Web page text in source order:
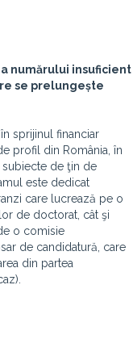
numărului insuficient
se prelungește
sprijinul financiar
profil din România, în
de ţin de
este dedicat
care lucrează pe o
de doctorat, cât şi
o comisie
de candidatură, care
din partea